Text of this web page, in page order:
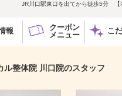
JR川口駅東口を出てから徒歩5分 【
報
クーポン
メニュー
こ
ル整体院 川口院のスタッフ